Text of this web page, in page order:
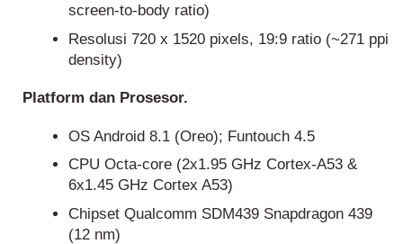
screen-to-body ratio)
Resolusi 720 x 1520 pixels, 19:9 ratio (~271 ppi
density)
Platform dan Prosesor.
OS Android 8.1 (Oreo); Funtouch 4.5
CPU Octa-core (2x1.95 GHz Cortex-A53 &
6x1.45 GHz Cortex A53)
Chipset Qualcomm SDM439 Snapdragon 439
(12 nm)